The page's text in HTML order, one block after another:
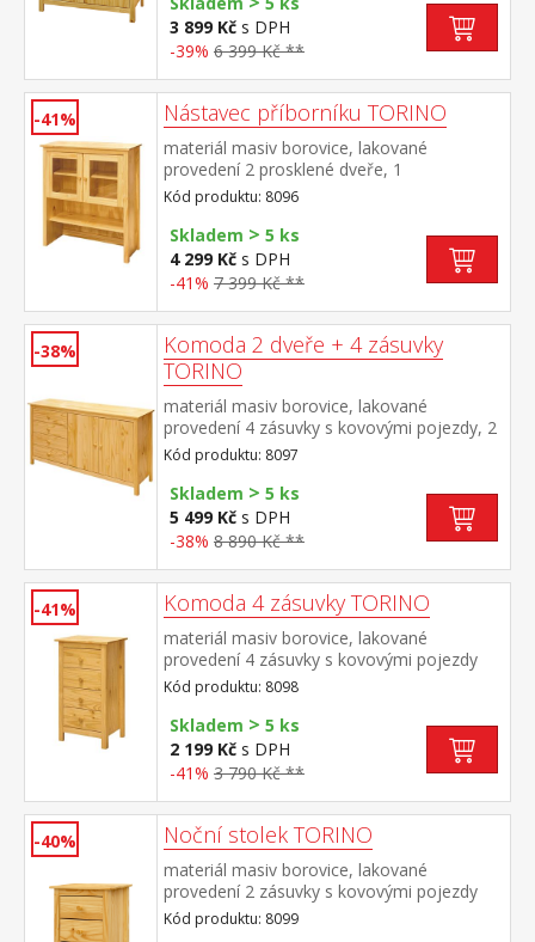
3 899 Kč s DPH
-39% 6 399 Kč **
-41% Nástavec příborníku TORINO
materiál masiv borovice, lakované
provedení 2 prosklené dveře, 1
police nástavec příborníku 8095
Kód produktu: 8096
Skladem > 5 ks
4 299 Kč s DPH
-41% 7 399 Kč **
-38%
Komoda 2 dveře + 4 zásuvky
TORINO
materiál masiv borovice, lakované
provedení 4 zásuvky s kovovými pojezdy, 2
plné dveře, 1 police
Kód produktu: 8097
Skladem > 5 ks
5 499 Kč s DPH
-38% 8 890 Kč **
-41% Komoda 4 zásuvky TORINO
materiál masiv borovice, lakované
provedení 4 zásuvky s kovovými pojezdy
Kód produktu: 8098
Skladem > 5 ks
2 199 Kč s DPH
-41% 3 790 Kč **
-40% Noční stolek TORINO
materiál masiv borovice, lakované
provedení 2 zásuvky s kovovými pojezdy
Kód produktu: 8099